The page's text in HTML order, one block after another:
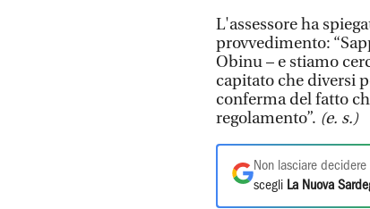
L'assessore ha
provvedimento:
Obinu – e stiamo
capitato che diversi
conferma del fatto
regolamento”. (e. s.)
Non lasciare decidere
scegli La Nuova